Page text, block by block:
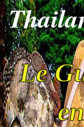
Le